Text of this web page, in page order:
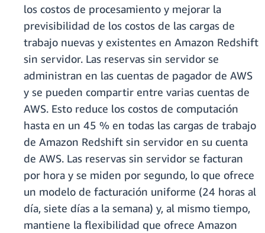
los costos de procesamiento y mejorar la
previsibilidad de los costos de las cargas de
trabajo nuevas y existentes en Amazon Redshift
sin servidor. Las reservas sin servidor se
administran en las cuentas de pagador de AWS
y se pueden compartir entre varias cuentas de
AWS. Esto reduce los costos de computación
hasta en un 45 % en todas las cargas de trabajo
de Amazon Redshift sin servidor en su cuenta
de AWS. Las reservas sin servidor se facturan
por hora y se miden por segundo, lo que ofrece
un modelo de facturación uniforme (24 horas al
día, siete días a la semana) y, al mismo tiempo,
mantiene la flexibilidad que ofrece Amazon